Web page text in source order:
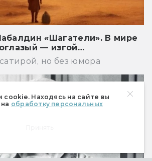
cookie. Находясь на сайте вы
обработку персональных
«Шагатели». В мире
— изгой…
но без юмора